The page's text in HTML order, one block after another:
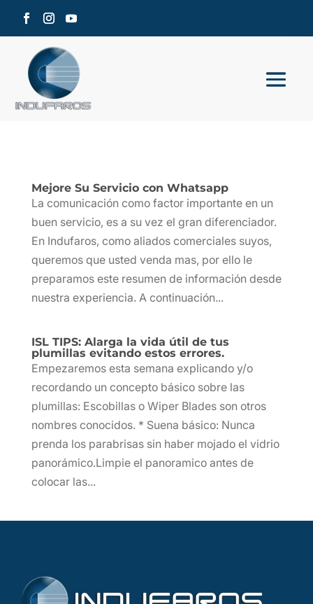
Mejore Su Servicio con Whatsapp
La comunicación como factor importante en un
buen servicio, es a su vez el gran diferenciador.
En Indufaros, como aliados comerciales suyos,
queremos que usted venda mas, por ello le
preparamos este resumen de información desde
nuestra experiencia. A continuación...
ISL TIPS: Alarga la vida útil de tus
plumillas evitando estos errores.
Empezaremos esta semana explicando y/o
recordando un concepto básico sobre las
plumillas: Escobillas o Wiper Blades son otros
nombres conocidos. * Suena básico: Nunca
prenda los parabrisas sin haber mojado el vidrio
panorámico.Limpie el panoramico antes de
colocar las...